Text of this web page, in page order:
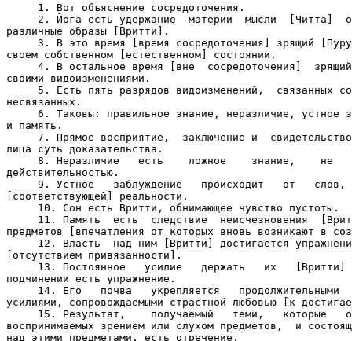
     1. Вот объяснение сосредоточения.
2. Йога есть удержание  материи  мысли  [Читта]
различные образы [Вритти].
3. В это время [время сосредоточения] зрящий
своем собственном [естественном] состоянии.
4. В остальное время [вне  сосредоточения]
своими видоизменениями.
5. Есть пять разрядов видоизменений,  связанных
несвязанных.
6. Таковы: правильное знание, неразличие, устное
и память.
7. Прямое восприятие,  заключение и
лица суть доказательства.
8. Неразличие   есть    ложное    знание,    не
действительностью.
9. Устное   заблуждение   происходит   от   слов,
[соответствующей] реальности.
     10. Сон есть Вритти, обнимающее чувство пустоты.
11. Память  есть  следствие  неисчезновения
предметов [впечатления от которых вновь возникают в
12. Власть  над ним [Вритти] достигается
[отсутствием привязанности].
13. Постоянное   усилие   держать   их   [Вритти]
подчинении есть упражнение.
14. Его   почва   укрепляется   продолжительными
усилиями, сопровождаемыми страстной любовью [к
15. Результат,    получаемый   теми,   которые
воспринимаемых зрением или слухом предметов,  и
над этими предметами, есть отречение.